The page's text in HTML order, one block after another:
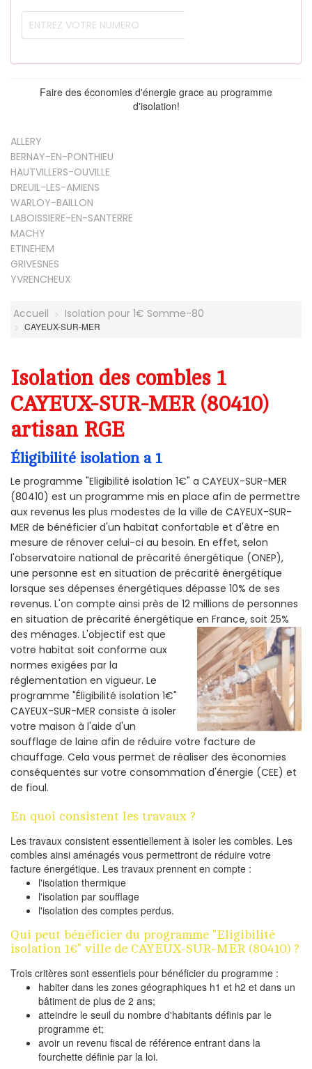
Faire des économies d'énergie grace au programme
d'isolation!
ALLERY
BERNAY-EN-PONTHIEU
HAUTVILLERS-OUVILLE
DREUIL-LES-AMIENS
WARLOY-BAILLON
LABOISSIERE-EN-SANTERRE
MACHY
ETINEHEM
GRIVESNES
YVRENCHEUX
Accueil Isolation pour 1€ Somme-80
CAYEUX-SUR-MER
Isolation des combles 1
CAYEUX-SUR-MER (80410)
artisan RGE
Éligibilité isolation a 1
Le programme "Eligibilité isolation 1€" a CAYEUX-SUR-MER
(80410) est un programme mis en place afin de permettre
aux revenus les plus modestes de la ville de CAYEUX-SUR-
MER de bénéficier d'un habitat confortable et d'être en
mesure de rénover celui-ci au besoin. En effet, selon
l'observatoire national de précarité énergétique (ONEP),
une personne est en situation de précarité énergétique
lorsque ses dépenses énergétiques dépasse 10% de ses
revenus. L'on compte ainsi près de 12 millions de personnes
en situation de précarité énergétique en France, soit 25%
des ménages. L'objectif est que
votre habitat soit conforme aux
normes exigées par la
réglementation en vigueur. Le
programme "Éligibilité isolation 1€"
CAYEUX-SUR-MER consiste à isoler
votre maison à l'aide d'un
soufflage de laine afin de réduire votre facture de
chauffage. Cela vous permet de réaliser des économies
conséquentes sur votre consommation d'énergie (CEE) et
de fioul.
En quoi consistent les travaux ?
Les travaux consistent essentiellement à isoler les combles. Les
combles ainsi aménagés vous permettront de réduire votre
facture énergétique. Les travaux prennent en compte :
l'isolation thermique
l'isolation par soufflage
l'isolation des comptes perdus.
Qui peut bénéficier du programme "Eligibilité
isolation 1€" ville de CAYEUX-SUR-MER (80410) ?
Trois critères sont essentiels pour bénéficier du programme :
habiter dans les zones géographiques h1 et h2 et dans un
bâtiment de plus de 2 ans;
atteindre le seuil du nombre d'habitants définis par le
programme et;
avoir un revenu fiscal de référence entrant dans la
fourchette définie par la loi.